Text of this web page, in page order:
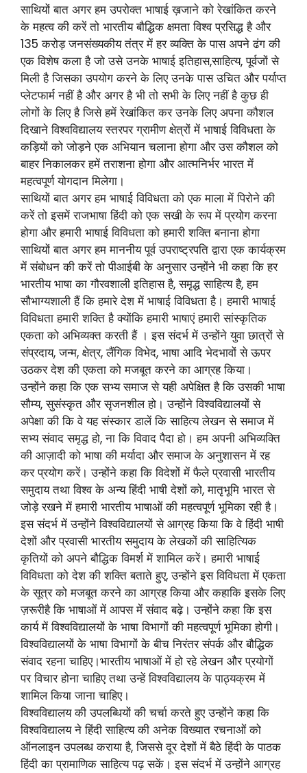
साथियों बात अगर हम उपरोक्त भाषाई ख़जाने को रेखांकित करने
के महत्व की करें तो भारतीय बौद्धिक क्षमता विश्व प्रसिद्ध है और
135 करोड़ जनसंख्यकीय तंत्र में हर व्यक्ति के पास अपने ढंग की
एक विशेष कला है जो उसे उनके भाषाई इतिहास,साहित्य, पूर्वजों से
मिली है जिसका उपयोग करने के लिए उनके पास उचित और पर्याप्त
प्लेटफार्म नहीं है और अगर है भी तो सभी के लिए नहीं है कुछ ही
लोगों के लिए है जिसे हमें रेखांकित कर उनके लिए अपना कौशल
दिखाने विश्वविद्यालय स्तरपर ग्रामीण क्षेत्रों में भाषाई विविधता के
कड़ियों को जोड़ने एक अभियान चलाना होगा और उस कौशल को
बाहर निकालकर हमें तराशना होगा और आत्मनिर्भर भारत में
महत्वपूर्ण योगदान मिलेगा।
साथियों बात अगर हम भाषाई विविधता को एक माला में पिरोने की
करें तो इसमें राजभाषा हिंदी को एक सखी के रूप में प्रयोग करना
होगा और हमारी भाषाई विविधता को हमारी शक्ति बनाना होगा
साथियों बात अगर हम माननीय पूर्व उपराष्ट्रपति द्वारा एक कार्यक्रम
में संबोधन की करें तो पीआईबी के अनुसार उन्होंने भी कहा कि हर
भारतीय भाषा का गौरवशाली इतिहास है, समृद्ध साहित्य है, हम
सौभाग्यशाली हैं कि हमारे देश में भाषाई विविधता है। हमारी भाषाई
विविधता हमारी शक्ति है क्योंकि हमारी भाषाएं हमारी सांस्कृतिक
एकता को अभिव्यक्त करती हैं । इस संदर्भ में उन्होंने युवा छात्रों से
संप्रदाय, जन्म, क्षेत्र, लैंगिक विभेद, भाषा आदि भेदभावों से ऊपर
उठकर देश की एकता को मजबूत करने का आग्रह किया।
उन्होंने कहा कि एक सभ्य समाज से यही अपेक्षित है कि उसकी भाषा
सौम्य, सुसंस्कृत और सृजनशील हो। उन्होंने विश्वविद्यालयों से
अपेक्षा की कि वे यह संस्कार डालें कि साहित्य लेखन से समाज में
सभ्य संवाद समृद्ध हो, ना कि विवाद पैदा हो। हम अपनी अभिव्यक्ति
की आज़ादी को भाषा की मर्यादा और समाज के अनुशासन में रह
कर प्रयोग करें। उन्होंने कहा कि विदेशों में फैले प्रवासी भारतीय
समुदाय तथा विश्व के अन्य हिंदी भाषी देशों को, मातृभूमि भारत से
जोड़े रखने में हमारी भारतीय भाषाओं की महत्वपूर्ण भूमिका रही है।
इस संदर्भ में उन्होंने विश्वविद्यालयों से आग्रह किया कि वे हिंदी भाषी
देशों और प्रवासी भारतीय समुदाय के लेखकों की साहित्यिक
कृतियों को अपने बौद्धिक विमर्श में शामिल करें। हमारी भाषाई
विविधता को देश की शक्ति बताते हुए, उन्होंने इस विविधता में एकता
के सूत्र को मजबूत करने का आग्रह किया और कहाकि इसके लिए
ज़रूरीहै कि भाषाओं में आपस में संवाद बढ़े। उन्होंने कहा कि इस
कार्य में विश्वविद्यालयों के भाषा विभागों की महत्वपूर्ण भूमिका होगी।
विश्वविद्यालयों के भाषा विभागों के बीच निरंतर संपर्क और बौद्धिक
संवाद रहना चाहिए।भारतीय भाषाओं में हो रहे लेखन और प्रयोगों
पर विचार होना चाहिए तथा उन्हें विश्वविद्यालय के पाठ्यक्रम में
शामिल किया जाना चाहिए।
विश्वविद्यालय की उपलब्धियों की चर्चा करते हुए उन्होंने कहा कि
विश्वविद्यालय ने हिंदी साहित्य की अनेक विख्यात रचनाओं को
ऑनलाइन उपलब्ध कराया है, जिससे दूर देशों में बैठे हिंदी के पाठक
हिंदी का प्रामाणिक साहित्य पढ़ सकें। इस संदर्भ में उन्होंने आग्रह